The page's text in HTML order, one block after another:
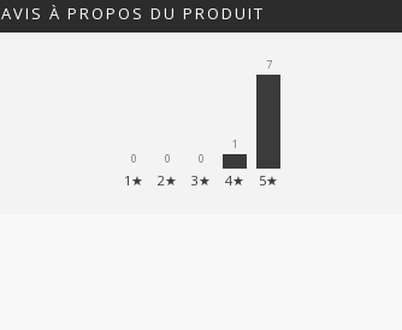
AVIS À PROPOS DU PRODUIT
0
1★
0
2★
0
3★
1
4★
7
5★